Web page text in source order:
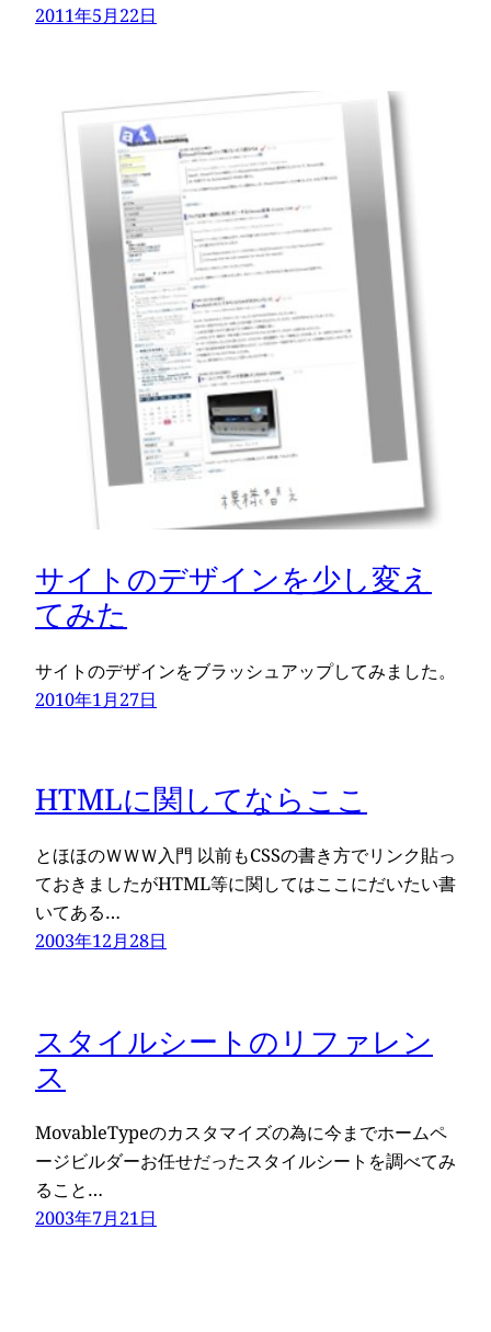
2011年5月22日
サイトのデザインを少し変え
てみた
サイトのデザインをブラッシュアップしてみました。
2010年1月27日
HTMLに関してならここ
とほほのＷＷＷ入門 以前もCSSの書き方でリンク貼っ
ておきましたがHTML等に関してはここにだいたい書
いてある…
2003年12月28日
スタイルシートのリファレン
ス
MovableTypeのカスタマイズの為に今までホームペ
ージビルダーお任せだったスタイルシートを調べてみ
ること…
2003年7月21日